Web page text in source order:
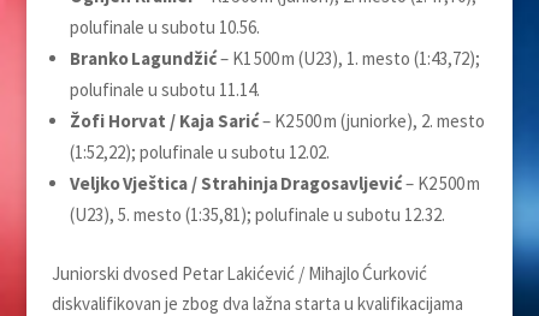
polufinale u subotu 10.56.
Branko Lagundžić– K1 500 m (U23), 1. mesto (1:43,72);
polufinale u subotu 11.14.
Žofi Horvat / Kaja Sarić– K2 500 m (juniorke), 2. mesto
(1:52,22); polufinale u subotu 12.02.
Veljko Vještica / Strahinja Dragosavljević– K2 500 m
(U23), 5. mesto (1:35,81); polufinale u subotu 12.32.
Juniorski dvosed Petar Lakićević / Mihajlo Ćurković
diskvalifikovan je zbog dva lažna starta u kvalifikacijama